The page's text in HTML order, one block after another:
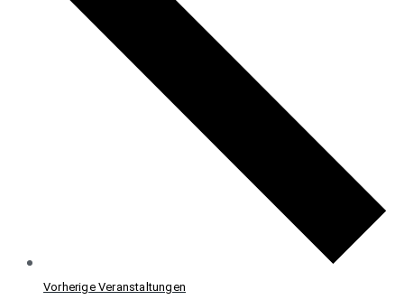
VorherigeVeranstaltungen